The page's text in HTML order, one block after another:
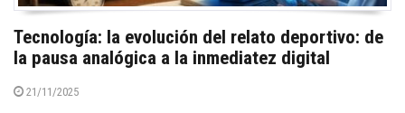
Tecnología: la evolución del relato deportivo: de
la pausa analógica a la inmediatez digital
21/11/2025